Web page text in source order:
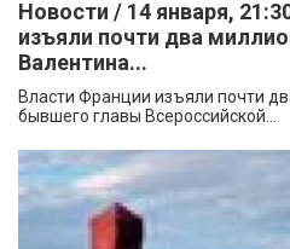
Новости / 14 января,
изъяли почти два
Валентина...
Власти Франции изъяли почти
бывшего главы Всероссийской...